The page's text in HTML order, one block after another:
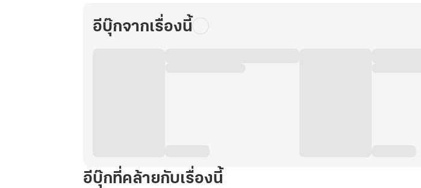
อีบุ๊กจากเรื่องนี้
อีบุ๊กที่คล้ายกับเรื่องนี้